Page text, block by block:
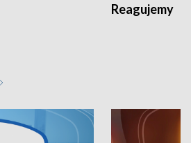
Reagujemy